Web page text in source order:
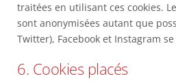
traitées en utilisant ces cookies.
sont anonymisées autant que
Twitter), Facebook et Instagram
6. Cookies placés